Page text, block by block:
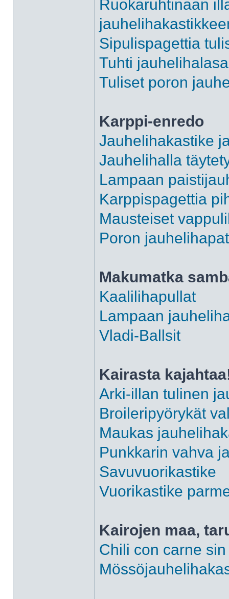
Ruokaruhtinaan
Sipulispagettia
Tuhti
Tuliset poron
Karppi-enredo
Jauhelihakastike
Jauhelihalla
Lampaan
Karppispagettia
Mausteiset
Poron
Makumatka
Kaalilihapullat
Lampaan
Vladi-Ballsit
Kairasta
Arki-illan tulinen
Broileripyörykät
Maukas
Punkkarin vahva
Savuvuorikastike
Vuorikastike
Kairojen maa,
Chili con carne